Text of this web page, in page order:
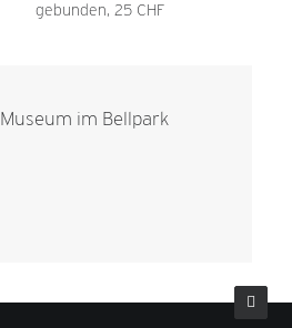
gebunden, 25 CHF
im Bellpark